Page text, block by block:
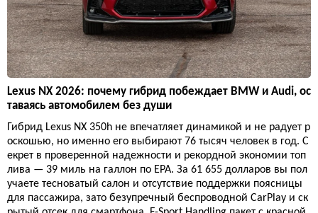
Lexus NX 2026: почему гибрид побеждает BMW и Audi, ос
таваясь автомобилем без души
Гибрид Lexus NX 350h не впечатляет динамикой и не радует р
оскошью, но именно его выбирают 76 тысяч человек в год. С
екрет в проверенной надежности и рекордной экономии топ
лива — 39 миль на галлон по EPA. За 61 655 долларов вы пол
учаете тесноватый салон и отсутствие поддержки поясницы
для пассажира, зато безупречный беспроводной CarPlay и ск